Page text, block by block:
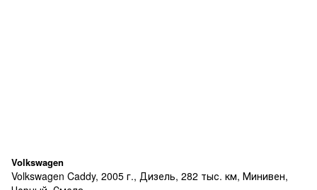
Volkswagen
Volkswagen Caddy, 2005 г., Дизель, 282 тыс. км, Минивен,